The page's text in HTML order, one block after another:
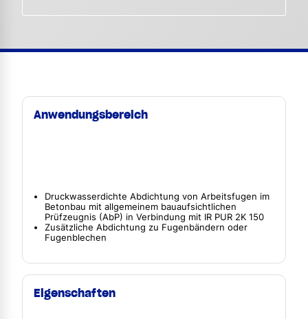
Anwendungsbereich
Druckwasserdichte Abdichtung von Arbeitsfugen im
Betonbau mit allgemeinem bauaufsichtlichen
Prüfzeugnis (AbP) in Verbindung mit IR PUR 2K 150
Zusätzliche Abdichtung zu Fugenbändern oder
Fugenblechen
Eigenschaften